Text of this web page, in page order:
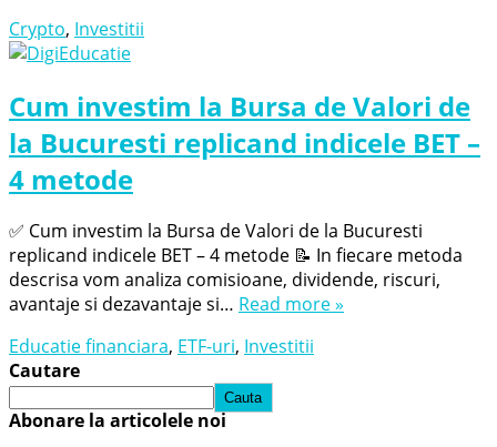
Crypto, Investitii
Cum investim la Bursa de Valori de
la Bucuresti replicand indicele BET –
4 metode
✅ Cum investim la Bursa de Valori de la Bucuresti
replicand indicele BET – 4 metode 📝 In fiecare metoda
descrisa vom analiza comisioane, dividende, riscuri,
avantaje si dezavantaje si… Read more »
Educatie financiara, ETF-uri, Investitii
Cautare
Cauta
Abonare la articolele noi